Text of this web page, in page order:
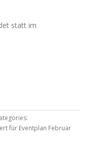
statt im
für Eventplan Februar